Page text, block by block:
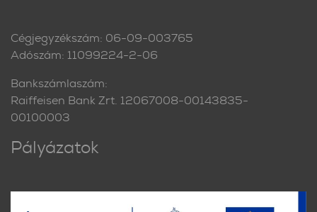
Cégjegyzékszám: 06-09-003765
Adószám: 11099224-2-06
Bankszámlaszám:
Raiffeisen Bank Zrt. 12067008-00143835-
00100003
Pályázatok